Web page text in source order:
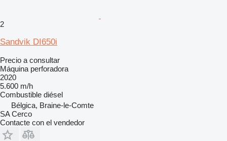
2
Sandvik DI650i
Precio a consultar
Máquina perforadora
2020
5.600 m/h
Combustible diésel
Bélgica, Braine-le-Comte
SA Cerco
Contacte con el vendedor